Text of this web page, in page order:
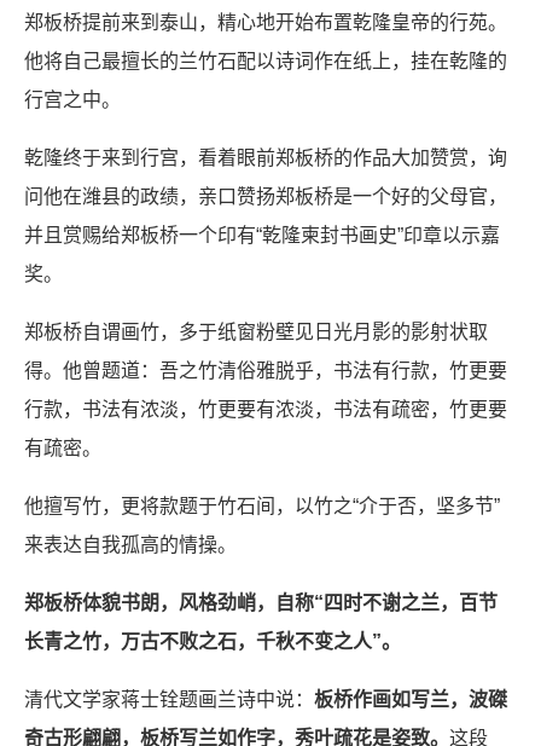
郑板桥提前来到泰山，精心地开始布置乾隆皇帝的行苑。
他将自己最擅长的兰竹石配以诗词作在纸上，挂在乾隆的
行宫之中。
乾隆终于来到行宫，看着眼前郑板桥的作品大加赞赏，询
问他在潍县的政绩，亲口赞扬郑板桥是一个好的父母官，
并且赏赐给郑板桥一个印有“乾隆柬封书画史”印章以示嘉
奖。
郑板桥自谓画竹，多于纸窗粉壁见日光月影的影射状取
得。他曾题道：吾之竹清俗雅脱乎，书法有行款，竹更要
行款，书法有浓淡，竹更要有浓淡，书法有疏密，竹更要
有疏密。
他擅写竹，更将款题于竹石间，以竹之“介于否，坚多节”
来表达自我孤高的情操。
郑板桥体貌书朗，风格劲峭，自称“四时不谢之兰，百节
长青之竹，万古不败之石，千秋不变之人”。
清代文学家蒋士铨题画兰诗中说：板桥作画如写兰，波磔
奇古形翩翩，板桥写兰如作字，秀叶疏花是姿致。这段